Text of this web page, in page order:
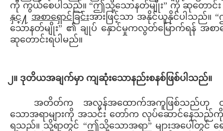
ကို ကွယ်စေပါသည်။ “ဤသို့သောနတ်မျိုး” ကို ဆုတောင်း
နှင ္႔ အစာရှောင်ခြင်းအားဖြင့်သာ အနိုင်ယူနိုင်ပါသည်။
သောနတ်မျိုး” ၏ ချုပ် နှောင်မှုကလွတ်မြောက်ရန် အစာ
ဆုတောင်းရပါမည်။
၂။ ဒုတိယအချက်မှာ ကျဆုံးသောနည်းစနစ်ဖြစ်ပါသည်။
အတိတ်က အလွန်အထောက်အကူဖြစ်သည်ဟု
သောအရာများကို အသင်း တော်က လုပ်ဆောင်နေသည်ကို
ရသည်။ သို့ရာတွင် “ဤသို့သောအရာ” များအပေါ်တွင်